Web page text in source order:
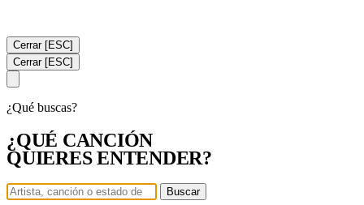
Cerrar [ESC]
Cerrar [ESC]
¿Qué buscas?
¿QUÉ CANCIÓN
QUIERES ENTENDER?
Buscar